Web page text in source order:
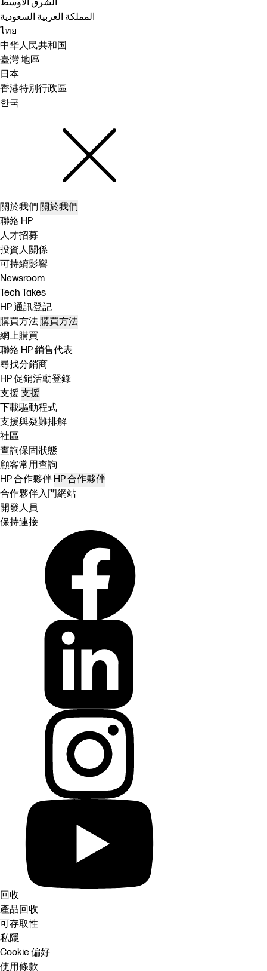
الشرق الأوسط
المملكة العربية السعودية
ไทย
中华人民共和国
臺灣 地區
日本
香港特別行政區
한국
關於我們 關於我們
聯絡 HP
人才招募
投資人關係
可持續影響
Newsroom
Tech Takes
HP 通訊登記
購買方法購買方法
網上購買
聯絡 HP 銷售代表
尋找分銷商
HP 促銷活動登錄
支援 支援
下載驅動程式
支援與疑難排解
社區
查詢保固狀態
顧客常用查詢
HP 合作夥伴 HP 合作夥伴
合作夥伴入門網站
開發人員
保持連接
回收
產品回收
可存取性
私隱
Cookie 偏好
使用條款